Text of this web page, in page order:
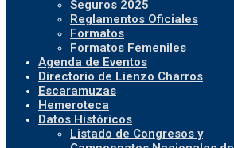
Seguros 2025
Reglamentos Oficiales
Formatos
Formatos Femeniles
Agenda de Eventos
Directorio de Lienzo Charros
Escaramuzas
Hemeroteca
Datos Históricos
Listado de Congresos y